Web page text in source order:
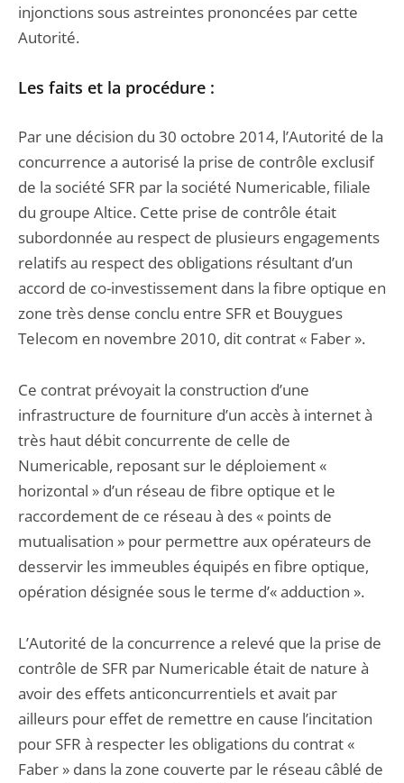
injonctions sous astreintes prononcées par cette
Autorité.
Les faits et la procédure :
Par une décision du 30 octobre 2014, l’Autorité de la
concurrence a autorisé la prise de contrôle exclusif
de la société SFR par la société Numericable, filiale
du groupe Altice. Cette prise de contrôle était
subordonnée au respect de plusieurs engagements
relatifs au respect des obligations résultant d’un
accord de co-investissement dans la fibre optique en
zone très dense conclu entre SFR et Bouygues
Telecom en novembre 2010, dit contrat « Faber ».
Ce contrat prévoyait la construction d’une
infrastructure de fourniture d’un accès à internet à
très haut débit concurrente de celle de
Numericable, reposant sur le déploiement «
horizontal » d’un réseau de fibre optique et le
raccordement de ce réseau à des « points de
mutualisation » pour permettre aux opérateurs de
desservir les immeubles équipés en fibre optique,
opération désignée sous le terme d’« adduction ».
L’Autorité de la concurrence a relevé que la prise de
contrôle de SFR par Numericable était de nature à
avoir des effets anticoncurrentiels et avait par
ailleurs pour effet de remettre en cause l’incitation
pour SFR à respecter les obligations du contrat «
Faber » dans la zone couverte par le réseau câblé de